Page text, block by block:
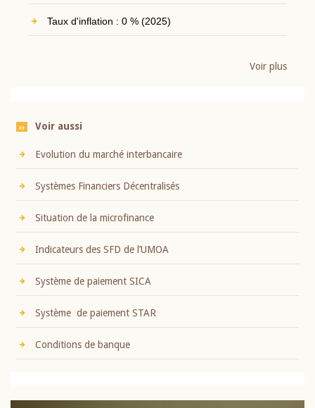
Taux d'inflation : 0 % (2025)
Voir plus
Voir aussi
Evolution du marché interbancaire
Systèmes Financiers Décentralisés
Situation de la microfinance
Indicateurs des SFD de l’UMOA
Système de paiement SICA
Système de paiement STAR
Conditions de banque